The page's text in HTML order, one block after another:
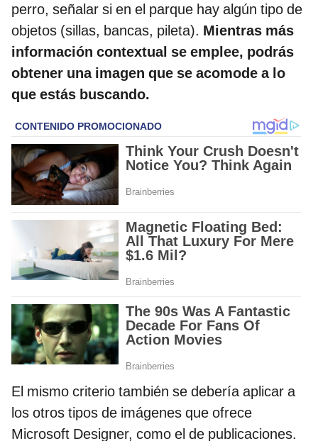
perro, señalar si en el parque hay algún tipo de
objetos (sillas, bancas, pileta). Mientras más
información contextual se emplee, podrás
obtener una imagen que se acomode a lo
que estás buscando.
El mismo criterio también se debería aplicar a
los otros tipos de imágenes que ofrece
Microsoft Designer, como el de publicaciones.